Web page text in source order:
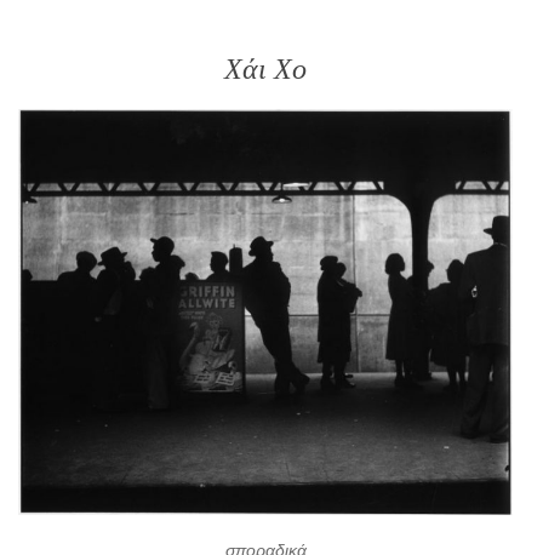
Χάι Χο
σποραδικά